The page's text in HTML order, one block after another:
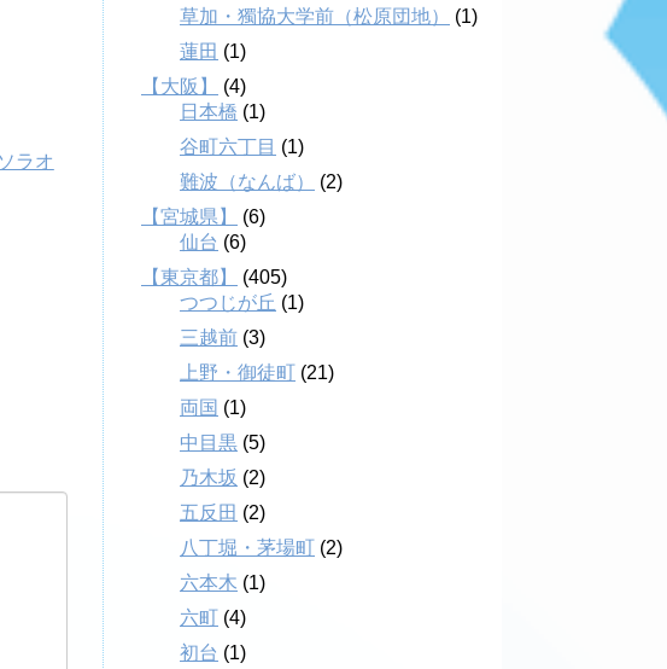
ラオ
草加・獨協大学前（松原団地）
(1)
蓮田 (1)
【大阪】
(4)
日本橋 (1)
谷町六丁目 (1)
難波（なんば）
(2)
【宮城県】
(6)
仙台 (6)
【東京都】
(405)
つつじが丘 (1)
三越前 (3)
上野・御徒町 (21)
両国 (1)
中目黒 (5)
乃木坂 (2)
五反田 (2)
八丁堀・茅場町 (2)
六本木 (1)
六町 (4)
初台 (1)